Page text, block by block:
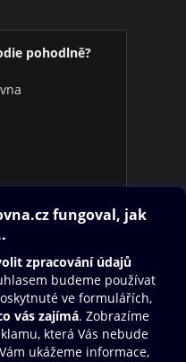
pohodlně?